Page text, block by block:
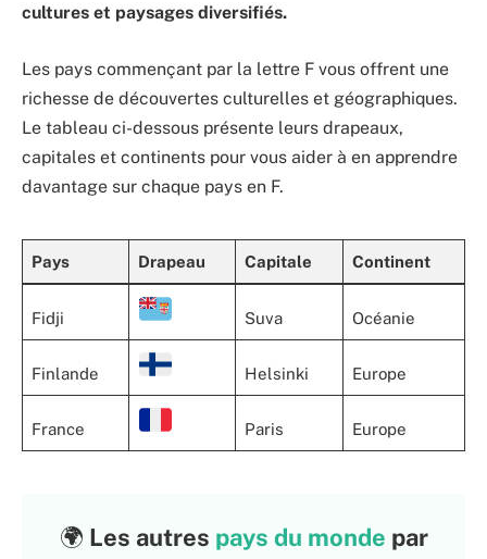
cultures et paysages diversifiés.
Les pays commençant par la lettre F vous offrent une
richesse de découvertes culturelles et géographiques.
Le tableau ci-dessous présente leurs drapeaux,
capitales et continents pour vous aider à en apprendre
davantage sur chaque pays en F.
Pays Drapeau Capitale Continent
Fidji Suva Océanie
Finlande Helsinki Europe
France Paris Europe
🌍 Les autres pays du monde par